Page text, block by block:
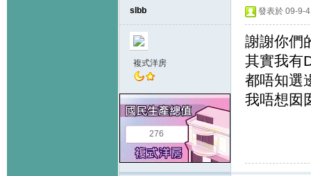
slbb
複式洋房
276
發表於 09-9-
謝謝你們
其實我有
都唔知選
我唔想囡